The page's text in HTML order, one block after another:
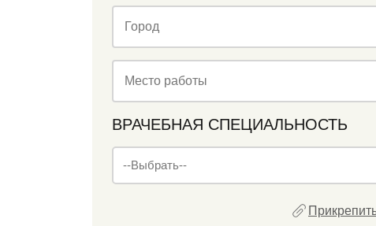
Город
Место работы
ВРАЧЕБНАЯ СПЕЦИАЛЬНОСТЬ
--Выбрать--